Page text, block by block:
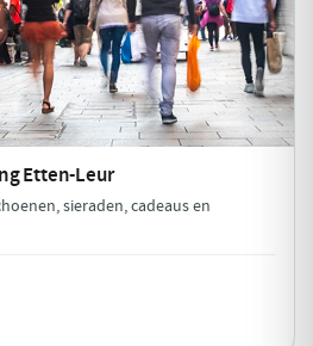
Etten-Leur
sieraden, cadeaus en